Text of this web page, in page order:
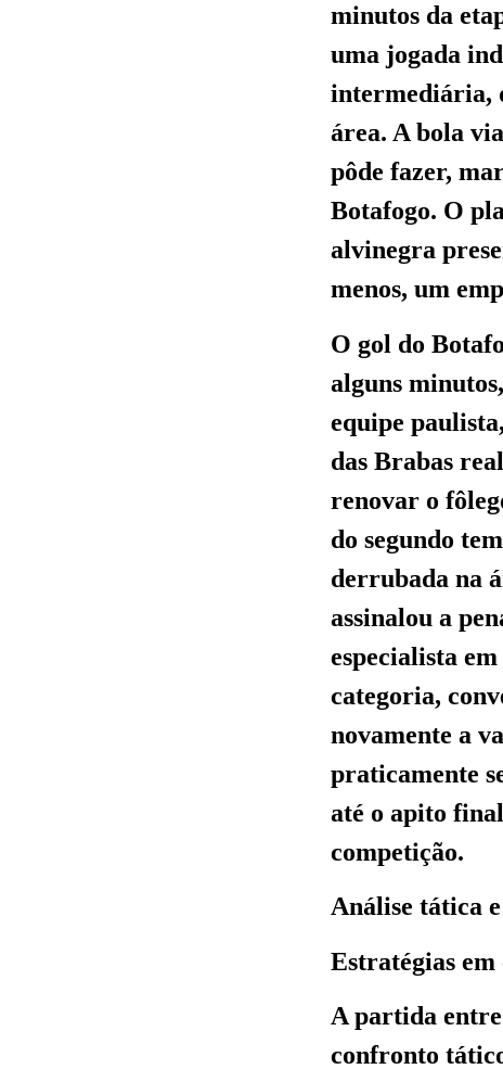
minutos da
uma jogada
intermediária,
área. A bola
pôde fazer,
Botafogo. O
alvinegra
menos, um
O gol do
alguns
equipe
das Brabas
renovar o
do segundo
derrubada na
assinalou a
especialista
categoria,
novamente a
praticamente
até o apito
competição.
Análise tática
Estratégias
A partida
confronto